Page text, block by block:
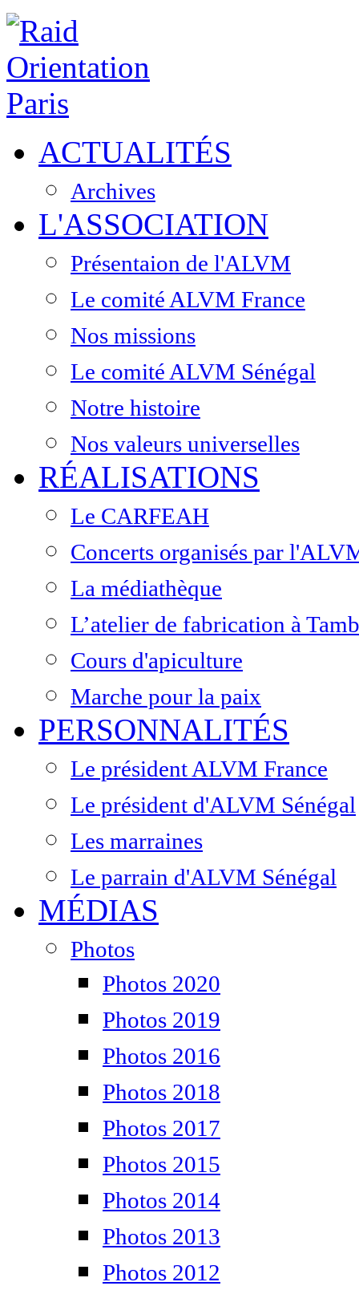
ACTUALITÉS
Archives
L'ASSOCIATION
Présentaion de l'ALVM
Le comité ALVM France
Nos missions
Le comité ALVM Sénégal
Notre histoire
Nos valeurs universelles
RÉALISATIONS
Le CARFEAH
Concerts organisés par
La médiathèque
L’atelier de fabrication à
Cours d'apiculture
Marche pour la paix
PERSONNALITÉS
Le président ALVM France
Le président d'ALVM Sénégal
Les marraines
Le parrain d'ALVM Sénégal
MÉDIAS
Photos
Photos 2020
Photos 2019
Photos 2016
Photos 2018
Photos 2017
Photos 2015
Photos 2014
Photos 2013
Photos 2012